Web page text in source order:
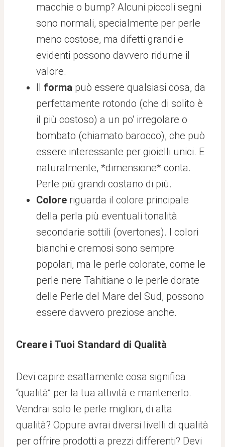
macchie o bump? Alcuni piccoli segni
sono normali, specialmente per perle
meno costose, ma difetti grandi e
evidenti possono davvero ridurne il
valore.
Il forma può essere qualsiasi cosa, da
perfettamente rotondo (che di solito è
il più costoso) a un po' irregolare o
bombato (chiamato barocco), che può
essere interessante per gioielli unici. E
naturalmente, *dimensione* conta.
Perle più grandi costano di più.
Colore riguarda il colore principale
della perla più eventuali tonalità
secondarie sottili (overtones). I colori
bianchi e cremosi sono sempre
popolari, ma le perle colorate, come le
perle nere Tahitiane o le perle dorate
delle Perle del Mare del Sud, possono
essere davvero preziose anche.
Creare i Tuoi Standard di Qualità
Devi capire esattamente cosa significa
“qualità” per la tua attività e mantenerlo.
Vendrai solo le perle migliori, di alta
qualità? Oppure avrai diversi livelli di qualità
per offrire prodotti a prezzi differenti? Devi